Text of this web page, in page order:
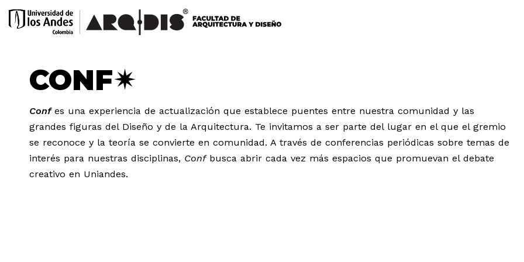
CONF✴
Confes una experiencia de actualización que establece puentes entre nuestra comunidad y las
grandes figuras del Diseño y de la Arquitectura. Te invitamos a ser parte del lugar en el que el gremio
se reconoce y la teoría se convierte en comunidad. A través de conferencias periódicas sobre temas de
interés para nuestras disciplinas, Confbusca abrir cada vez más espacios que promuevan el debate
creativo en Uniandes.